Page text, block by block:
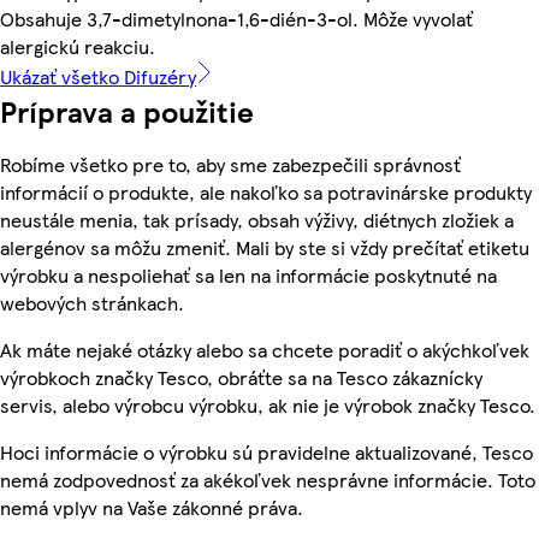
Obsahuje 3,7-dimetylnona-1,6-dién-3-ol. Môže vyvolať
alergickú reakciu.
Ukázať všetko Difuzéry
Príprava a použitie
Robíme všetko pre to, aby sme zabezpečili správnosť
informácií o produkte, ale nakoľko sa potravinárske produkty
neustále menia, tak prísady, obsah výživy, diétnych zložiek a
alergénov sa môžu zmeniť. Mali by ste si vždy prečítať etiketu
výrobku a nespoliehať sa len na informácie poskytnuté na
webových stránkach.
Ak máte nejaké otázky alebo sa chcete poradiť o akýchkoľvek
výrobkoch značky Tesco, obráťte sa na Tesco zákaznícky
servis, alebo výrobcu výrobku, ak nie je výrobok značky Tesco.
Hoci informácie o výrobku sú pravidelne aktualizované, Tesco
nemá zodpovednosť za akékoľvek nesprávne informácie. Toto
nemá vplyv na Vaše zákonné práva.